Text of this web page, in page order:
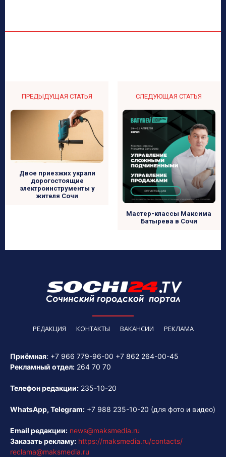
ПРЕДЫДУЩАЯ СТАТЬЯ
Двое приезжих украли
дорогостоящие
электроинструменты у
жителя Сочи
СЛЕДУЮЩАЯ СТАТЬЯ
Мастер-классы Максима
Батырева в Сочи
РЕДАКЦИЯ КОНТАКТЫ ВАКАНСИИ РЕКЛАМА
Приёмная: +7 966 779-96-00 +7 862 264-00-45
Рекламный отдел: 264 70 70
Телефон редакции: 235-10-20
WhatsApp, Telegram: +7 988 235-10-20 (для фото и видео)
Email редакции: news@maksmedia.ru
Заказать рекламу: https://maksmedia.ru/contacts/
reclama@maksmedia.ru